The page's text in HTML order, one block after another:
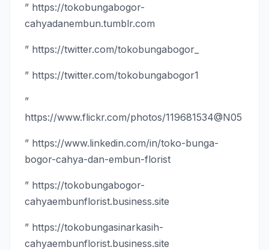
” https://tokobungabogor-
cahyadanembun.tumblr.com
” https://twitter.com/tokobungabogor_
” https://twitter.com/tokobungabogor1
”
https://www.flickr.com/photos/119681534@N05
” https://www.linkedin.com/in/toko-bunga-
bogor-cahya-dan-embun-florist
” https://tokobungabogor-
cahyaembunflorist.business.site
” https://tokobungasinarkasih-
cahyaembunflorist.business.site